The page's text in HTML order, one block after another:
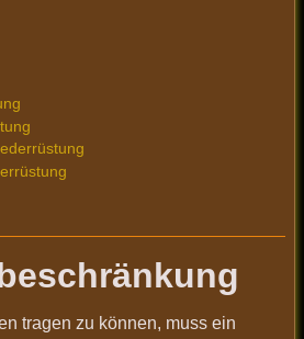
tragen zu können, muss ein